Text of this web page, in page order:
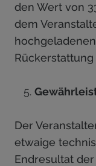
den Wert von
dem
Der
etwaige
Endresultat